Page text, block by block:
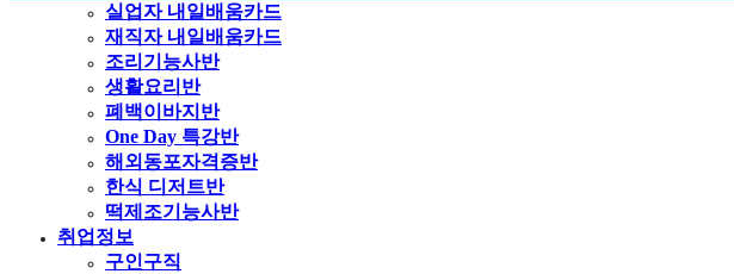
실업자 내일배움카드
재직자 내일배움카드
조리기능사반
생활요리반
폐백이바지반
One Day 특강반
해외동포자격증반
한식 디저트반
떡제조기능사반
취업정보
구인구직